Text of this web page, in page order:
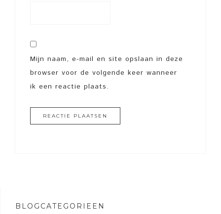
Mijn naam, e-mail en site opslaan in deze
browser voor de volgende keer wanneer
ik een reactie plaats.
BLOGCATEGORIEËN